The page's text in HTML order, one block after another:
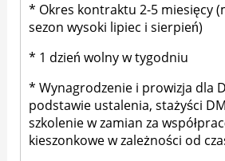
* Okres kontraktu 2-5 miesięcy
sezon wysoki lipiec i sierpień)
* 1 dzień wolny w tygodniu
* Wynagrodzenie i prowizja dla
podstawie ustalenia, stażyści
szkolenie w zamian za
kieszonkowe w zależności od